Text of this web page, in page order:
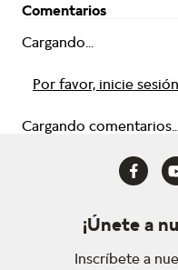
Comentarios
Cargando...
Por favor, inicie
Cargando
¡Únete a
Inscríbete a